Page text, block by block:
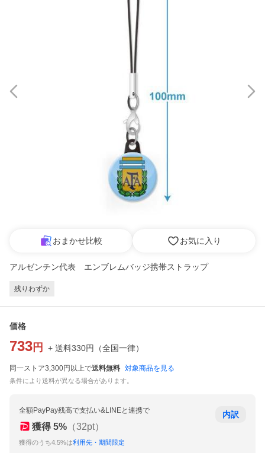
おまかせ比較 お気に入り
アルゼンチン代表 エンブレムバッジ携帯ストラップ
残りわずか
価格
733 円 + 送料330円 （全国一律）
同一ストア3,300円以上で送料無料 対象商品を見る
条件により送料が異なる場合があります。
全額PayPay残高で支払い&LINEと連携で
獲得 5% （32pt）
獲得のうち4.5%は利用先・期間限定
内訳